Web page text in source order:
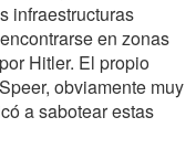
infraestructuras
en zonas
Hitler. El propio
obviamente muy
a sabotear estas